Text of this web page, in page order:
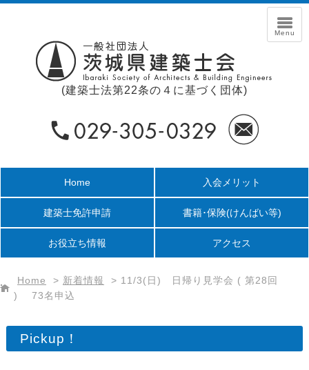
(建築士法第22条の４に基づく団体)
Home 入会メリット
建築士免許申請 書籍･保険(けんばい等)
お役立ち情報 アクセス
Home > 新着情報 > 11/3(日) 日帰り見学会 ( 第28回
) 73名申込
Pickup！